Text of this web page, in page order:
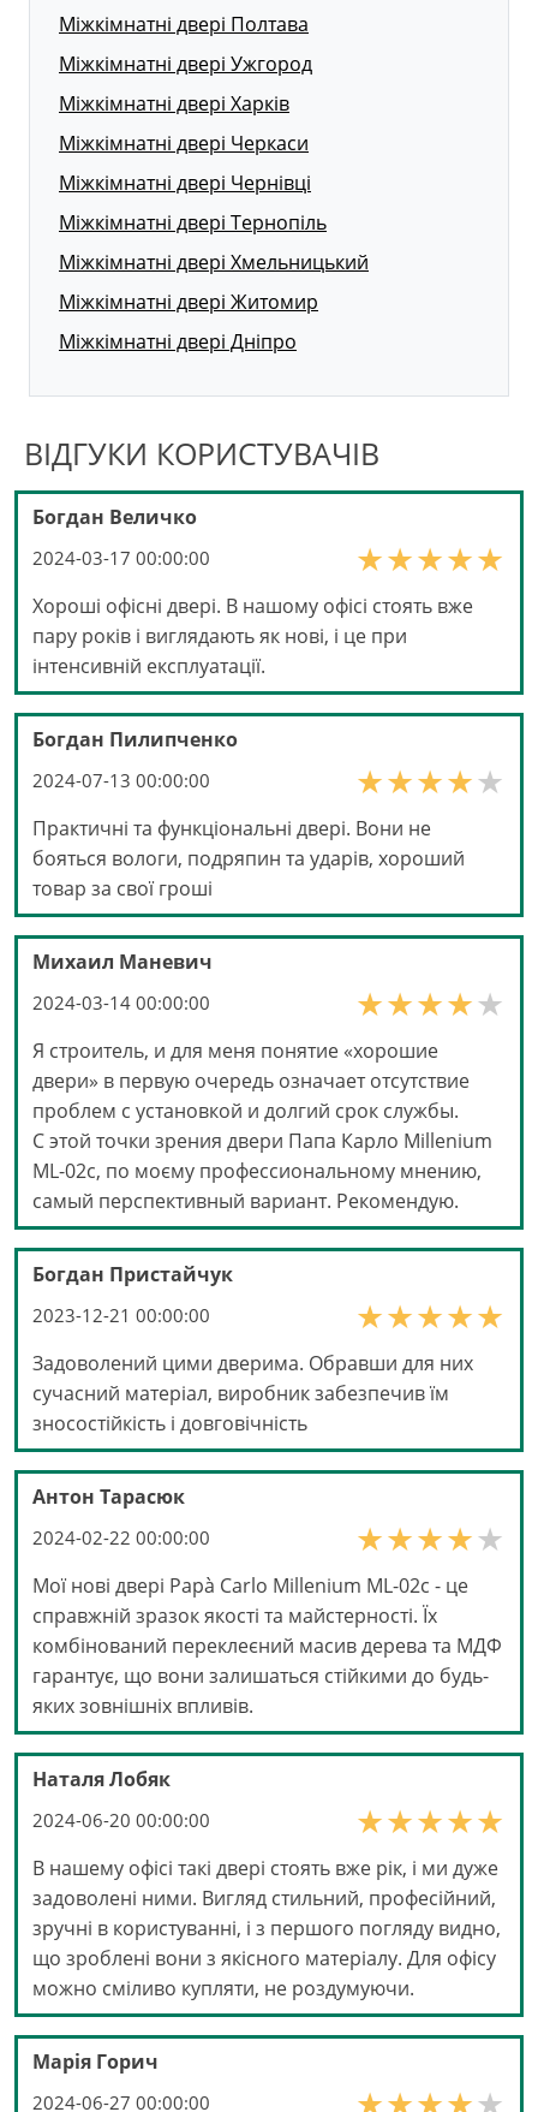
Міжкімнатні двері Полтава
Міжкімнатні двері Ужгород
Міжкімнатні двері Харків
Міжкімнатні двері Черкаси
Міжкімнатні двері Чернівці
Міжкімнатні двері Тернопіль
Міжкімнатні двері Хмельницький
Міжкімнатні двері Житомир
Міжкімнатні двері Дніпро
ВІДГУКИ КОРИСТУВАЧІВ
Богдан Величко
2024-03-17 00:00:00
Хороші офісні двері. В нашому офісі стоять вже
пару років і виглядають як нові, і це при
інтенсивній експлуатації.
Богдан Пилипченко
2024-07-13 00:00:00
Практичні та функціональні двері. Вони не
бояться вологи, подряпин та ударів, хороший
товар за свої гроші
Михаил Маневич
2024-03-14 00:00:00
Я строитель, и для меня понятие «хорошие
двери» в первую очередь означает отсутствие
проблем с установкой и долгий срок службы.
С этой точки зрения двери Папа Карло Millenium
ML-02с, по моєму профессиональному мнению,
самый перспективный вариант. Рекомендую.
Богдан Пристайчук
2023-12-21 00:00:00
Задоволений цими дверима. Обравши для них
сучасний матеріал, виробник забезпечив їм
зносостійкість і довговічність
Антон Тарасюк
2024-02-22 00:00:00
Мої нові двері Papà Carlo Millenium ML-02с - це
справжній зразок якості та майстерності. Їх
комбінований переклеєний масив дерева та МДФ
гарантує, що вони залишаться стійкими до будь-
яких зовнішніх впливів.
Наталя Лобяк
2024-06-20 00:00:00
В нашему офісі такі двері стоять вже рік, і ми дуже
задоволені ними. Вигляд стильний, професійний,
зручні в користуванні, і з першого погляду видно,
що зроблені вони з якісного матеріалу. Для офісу
можно сміливо купляти, не роздумуючи.
Марія Горич
2024-06-27 00:00:00